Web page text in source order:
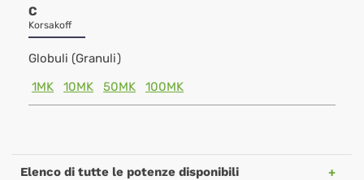
C
Korsakoff
Globuli (Granuli)
1MK
10MK 50MK 100MK
Elenco di tutte le potenze disponibili